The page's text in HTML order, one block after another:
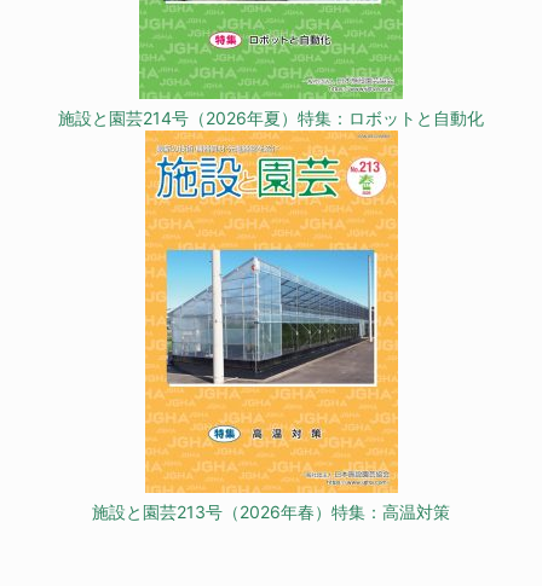
施設と園芸214号（2026年夏）特集：ロボットと自動化
施設と園芸213号（2026年春）特集：高温対策